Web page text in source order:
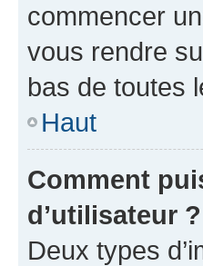
commencer
vous rendre
bas de toutes
Haut
Comment
d’utilisateur ?
Deux types